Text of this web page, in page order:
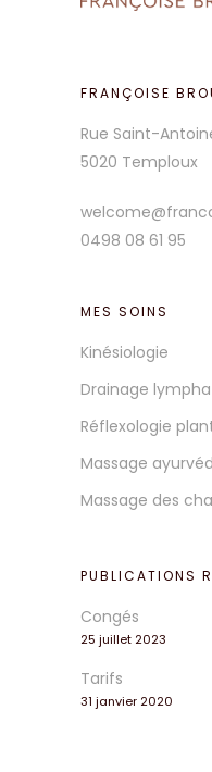
FRANÇOISE
Rue Saint-
5020 Temploux
0498 08 61 95
MES SOINS
Kinésiologie
Drainage
Réflexologie
Massage
Massage des
PUBLICATIONS
Congés
25 juillet 2023
Tarifs
31 janvier 2020